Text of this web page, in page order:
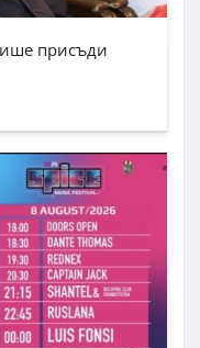
присъди